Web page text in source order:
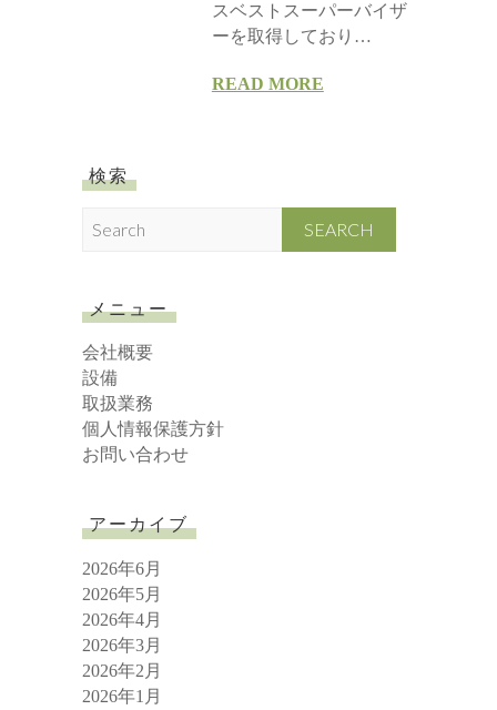
スベストスーパーバイザ
ーを取得しており…
READ MORE
検索
c
h
メニュー
会社概要
設備
取扱業務
個人情報保護方針
お問い合わせ
アーカイブ
2026年6月
2026年5月
2026年4月
2026年3月
2026年2月
2026年1月